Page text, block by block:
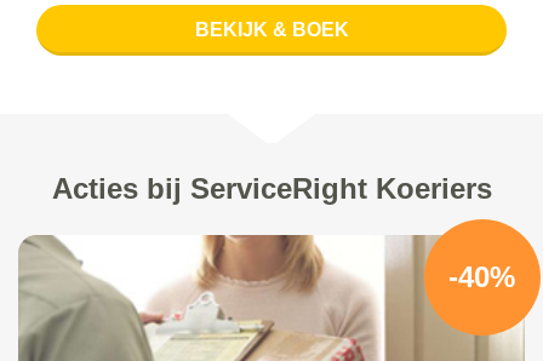
BEKIJK & BOEK
Acties bij ServiceRight Koeriers
-40%